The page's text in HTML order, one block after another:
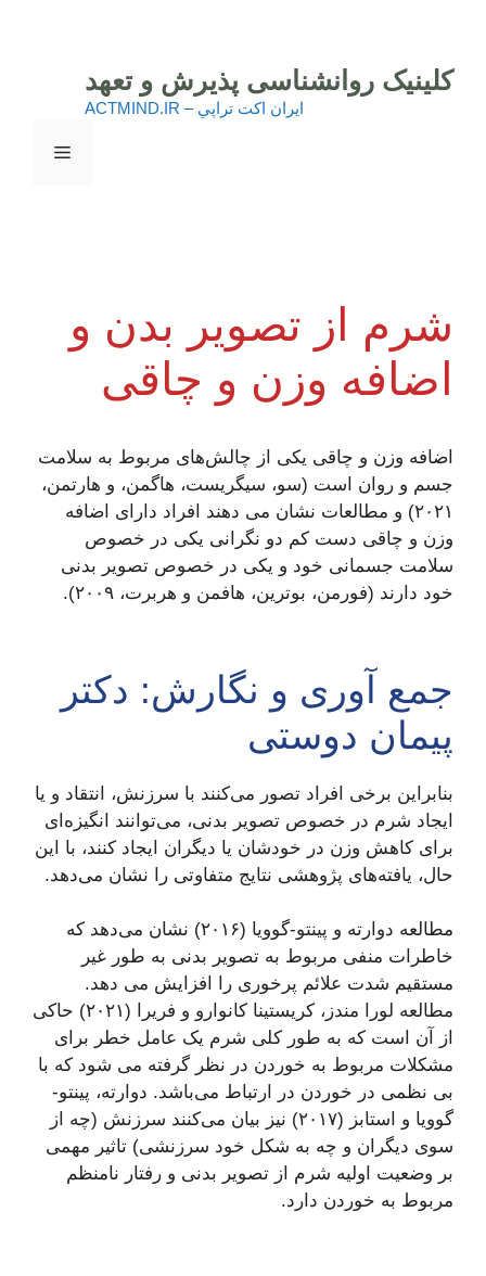
محتواکلینیک روانشناسی پذیرش و تعهد
ايران اكت تراپي – ACTMIND.IR
فهرست
شرم از تصویر بدن و
اضافه وزن و چاقی
اضافه وزن و چاقی یکی از چالش‌های مربوط به سلامت
جسم و روان است (سو، سیگریست، هاگمن، و هارتمن،
۲۰۲۱) و مطالعات نشان می دهند افراد دارای اضافه
وزن و چاقی دست کم دو نگرانی یکی در خصوص
سلامت جسمانی خود و یکی در خصوص تصویر بدنی
خود دارند (فورمن، بوترین، هافمن و هربرت، ۲۰۰۹).
جمع آوری و نگارش: دکتر
پیمان دوستی
بنابراین برخی افراد تصور می‌کنند با سرزنش، انتقاد و یا
ایجاد شرم در خصوص تصویر بدنی، می‌توانند انگیزه‌ای
برای کاهش وزن در خودشان یا دیگران ایجاد کنند، با این
حال،‌ یافته‌های پژوهشی نتایج متفاوتی را نشان می‌دهد.
مطالعه دوارته و پینتو-گوویا (۲۰۱۶) نشان می‌دهد که
خاطرات منفی مربوط به تصویر بدنی به طور غیر
مستقیم شدت علائم پرخوری را افزایش می دهد.
مطالعه لورا مندز، کریستینا کانوارو و فریرا (۲۰۲۱) حاکی
از آن است که به طور کلی شرم یک عامل خطر برای
مشکلات مربوط به خوردن در نظر گرفته می شود که با
بی نظمی در خوردن در ارتباط می‌باشد. دوارته، پینتو-
گوویا و استابز (۲۰۱۷) نیز بیان می‌کنند سرزنش (چه از
سوی دیگران و چه به شکل خود سرزنشی) تاثیر مهمی
بر وضعیت اولیه شرم از تصویر بدنی و رفتار نامنظم
مربوط به خوردن دارد.